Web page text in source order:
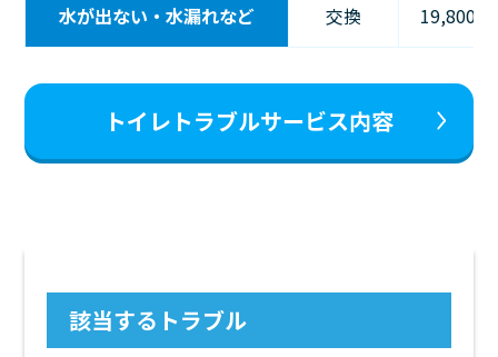
水が出ない・水漏れなど 交換 19,800
トイレトラブルサービス内容
該当するトラブル